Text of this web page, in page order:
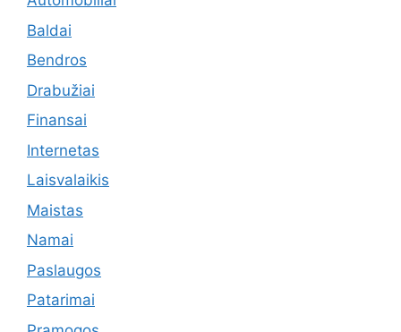
Baldai
Bendros
Drabužiai
Finansai
Internetas
Laisvalaikis
Maistas
Namai
Paslaugos
Patarimai